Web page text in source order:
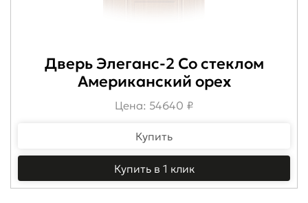
Дверь Элеганс-2 Со стеклом
Американский орех
Цена: 54640 ₽
Купить
Купить в 1 клик